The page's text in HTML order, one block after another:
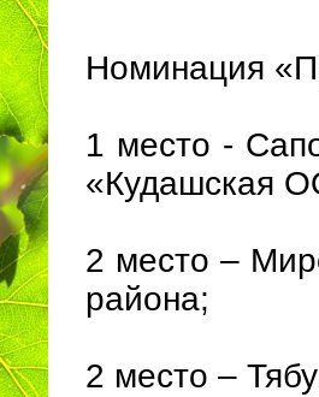
Номинация
1 место -
«Кудашская
2 место –
района;
2 место –